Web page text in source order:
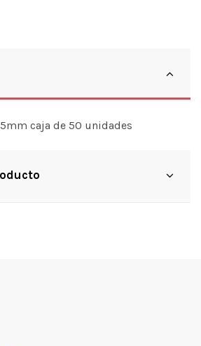
caja de 50 unidades